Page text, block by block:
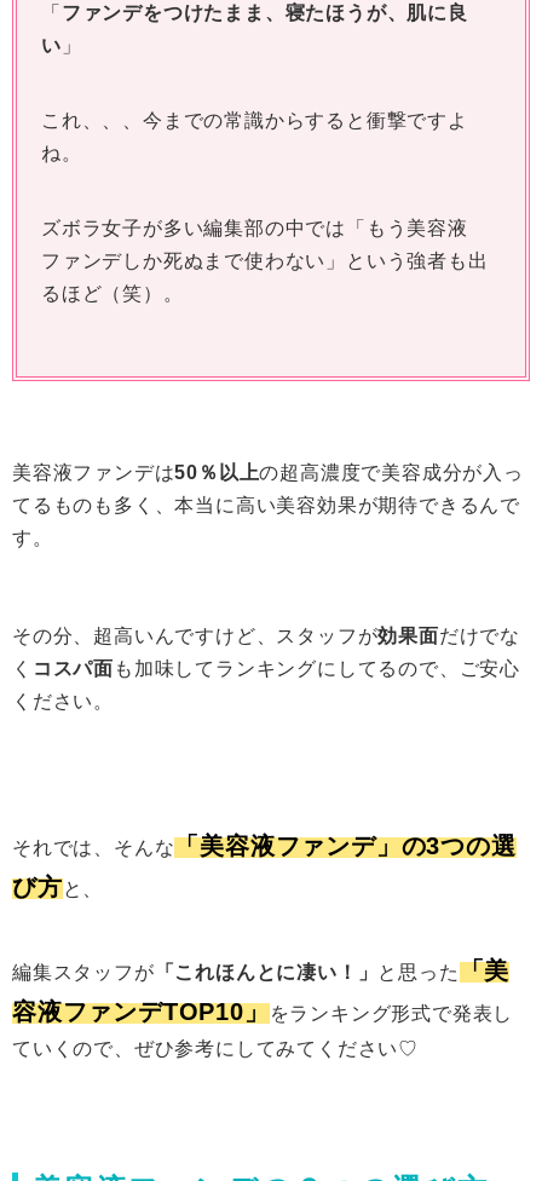
「 ファンデをつけたまま、寝たほうが、肌に良
い 」
これ、、、今までの常識からすると衝撃ですよ
ね。
ズボラ女子が多い編集部の中では「もう美容液
ファンデしか死ぬまで使わない」という強者も出
るほど（笑）。
美容液ファンデは50％以上の超高濃度で美容成分が入っ
てるものも多く、本当に高い美容効果が期待できるんで
す。
その分、超高いんですけど、スタッフが効果面だけでな
く コスパ面 も加味してランキングにしてるので、ご安心
ください。
それでは、そんな「美容液ファンデ」の3つの選
び方と、
編集スタッフが 「これほんとに凄い！」 と思った「美
容液ファンデTOP10」をランキング形式で発表し
ていくので、ぜひ参考にしてみてください♡